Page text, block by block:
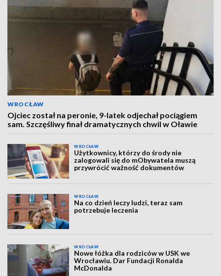
WROCŁAW
Ojciec został na peronie, 9-latek odjechał pociągiem
sam. Szczęśliwy finał dramatycznych chwil w Oławie
WROCŁAW
Użytkownicy, którzy do środy nie
zalogowali się do mObywatela muszą
przywrócić ważność dokumentów
WROCŁAW
Na co dzień leczy ludzi, teraz sam
potrzebuje leczenia
WROCŁAW
Nowe łóżka dla rodziców w USK we
Wrocławiu. Dar Fundacji Ronalda
McDonalda